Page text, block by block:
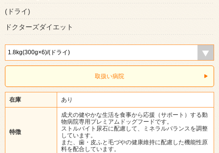
(ドライ)
ドクターズダイエット
取扱い病院
在庫 あり
特徴
成犬の健やかな生活を食事から応援（サポート）する動
物病院専用プレミアムドッグフードです。
ストルバイト尿石に配慮して、ミネラルバランスを調整
しています。
また、歯・皮ふと毛づやの健康維持に配慮した機能性原
料を配合しています。